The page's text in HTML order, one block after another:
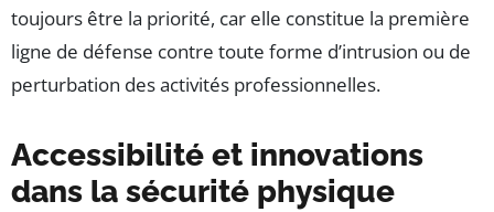
toujours être la priorité, car elle constitue la première
ligne de défense contre toute forme d’intrusion ou de
perturbation des activités professionnelles.
Accessibilité et innovations
dans la sécurité physique